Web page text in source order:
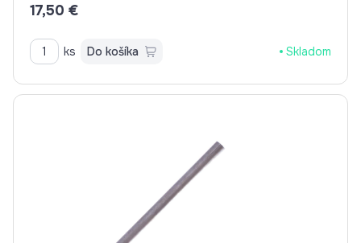
17,50 €
ks Do košíka Skladom